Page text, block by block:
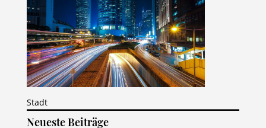
Stadt
Neueste Beiträge